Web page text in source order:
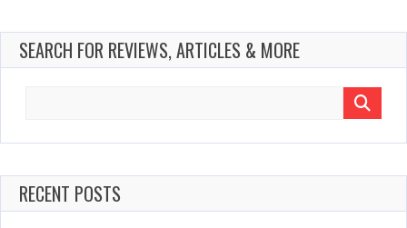
SEARCH FOR REVIEWS, ARTICLES & MORE
RECENT POSTS